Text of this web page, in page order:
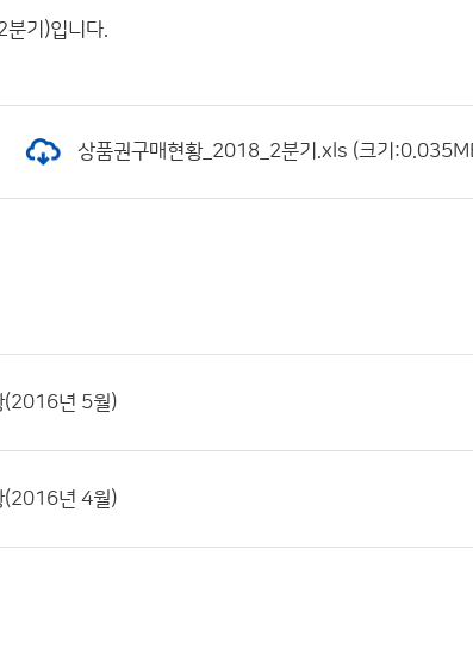
기)입니다.
상품권구매현황_2018_2분기.xls (크기
(2016년 5월)
(2016년 4월)